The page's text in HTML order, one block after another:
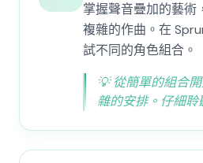
掌握聲音疊加的藝術
複雜的作曲。在
試不同的角色組合。
💡從簡單的組合
雜的安排。仔細聆